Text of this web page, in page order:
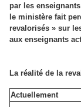
par les
le ministère fait
revalorisés » sur
aux enseignants
La réalité de la
Actuellement